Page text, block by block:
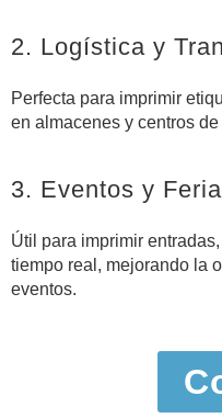
2. Logística y
Perfecta para imprimir
en almacenes y centros
3. Eventos y
Útil para imprimir
tiempo real, mejorando la
eventos.